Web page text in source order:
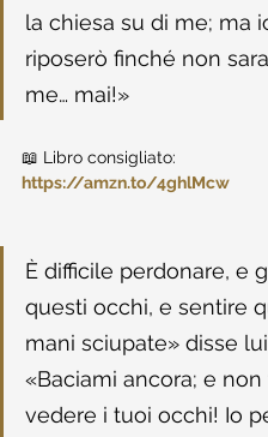
la chiesa su di me; ma
riposerò finché non
me… mai!»
📖 Libro consigliato:
https://amzn.to/4ghlMcw
È difficile perdonare, e
questi occhi, e sentire
mani sciupate» disse
«Baciami ancora; e non
vedere i tuoi occhi! Io